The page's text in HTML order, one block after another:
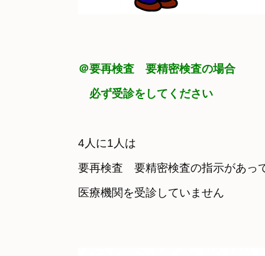
＠要再検査　要精密検査の場合
必ず受診をしてください
4人に1人は
要再検査　要精密検査の指示があっ
医療機関を受診していません